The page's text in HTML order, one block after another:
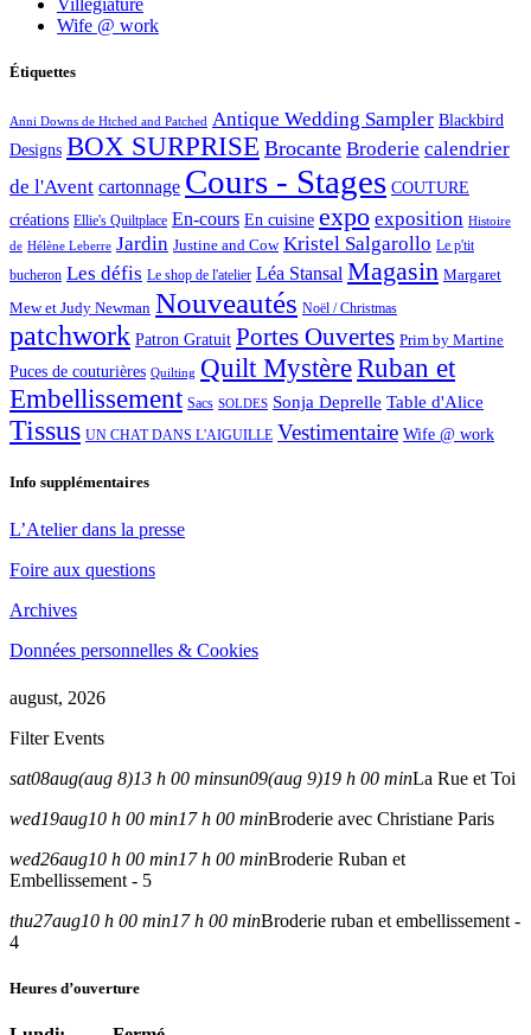
Wife @ work
Étiquettes
Anni Downs de Htched and Patched Antique Wedding Sampler Blackbird
Designs BOX SURPRISE Brocante Broderie calendrier
de l'Avent cartonnage Cours - Stages COUTURE
créations Ellie's Quiltplace En-cours En cuisine expo exposition Histoire
de Hélène Leberre Jardin Justine and Cow Kristel Salgarollo Le p'tit
bucheron Les défis Le shop de l'atelier Léa Stansal Magasin Margaret
Mew et Judy Newman Nouveautés Noël / Christmas
patchwork Patron Gratuit Portes Ouvertes Prim by Martine
Puces de couturières Quilting Quilt MystèreRuban et
Embellissement Sacs SOLDES Sonja Deprelle Table d'Alice
Tissus UN CHAT DANS L'AIGUILLE Vestimentaire Wife @ work
Info supplémentaires
L’Atelier dans la presse
Foire aux questions
Archives
Données personnelles & Cookies
august, 2026
Filter Events
sat08aug(aug 8)13 h 00 minsun09(aug 9)19 h 00 minLa Rue et Toi
wed19aug10 h 00 min17 h 00 minBroderie avec Christiane Paris
wed26aug10 h 00 min17 h 00 minBroderie Ruban et
Embellissement - 5
thu27aug10 h 00 min17 h 00 minBroderie ruban et embellissement -
4
Heures d’ouverture